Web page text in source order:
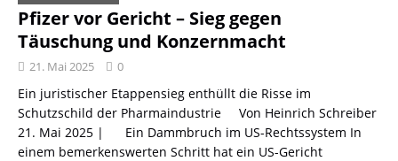
Pfizer vor Gericht – Sieg gegen
Täuschung und Konzernmacht
21. Mai 2025 0
Ein juristischer Etappensieg enthüllt die Risse im
Schutzschild der Pharmaindustrie Von Heinrich Schreiber
21. Mai 2025 | Ein Dammbruch im US-Rechtssystem In
einem bemerkenswerten Schritt hat ein US-Gericht